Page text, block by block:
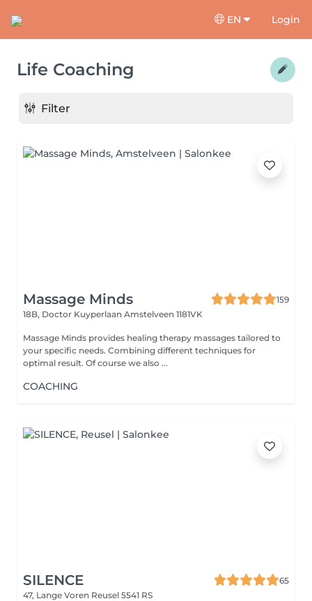
EN Login
Life Coaching
Filter
Massage Minds
159
18B, Doctor Kuyperlaan Amstelveen 1181VK
Massage Minds provides healing therapy massages tailored to
your specific needs. Combining different techniques for
optimal result. Of course we also ...
COACHING
SILENCE
65
47, Lange Voren Reusel 5541 RS